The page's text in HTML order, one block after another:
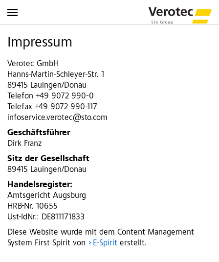
Impressum
Verotec GmbH
Hanns-Martin-Schleyer-Str. 1
89415 Lauingen/Donau
Telefon +49 9072 990-0
Telefax +49 9072 990-117
infoservice.verotec@sto.com
Geschäftsführer
Dirk Franz
Sitz der Gesellschaft
89415 Lauingen/Donau
Handelsregister:
Amtsgericht Augsburg
HRB-Nr. 10655
Ust-IdNr.: DE811171833
Diese Website wurde mit dem Content Management
System First Spirit von
E-Spirit erstellt.